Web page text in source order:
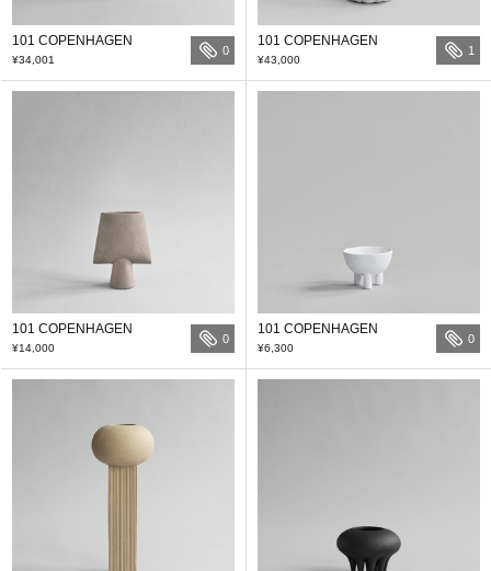
101 COPENHAGEN
¥34,001
0
101 COPENHAGEN
¥43,000
1
101 COPENHAGEN
¥14,000
0
101 COPENHAGEN
¥6,300
0